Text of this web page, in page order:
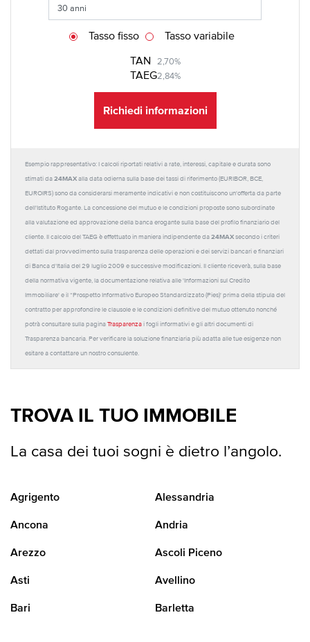
TAN 2,70%
TAEG2,84%
Tasso fisso Tasso variabile
Richiedi informazioni
Esempio rappresentativo: I calcoli riportati relativi a rate, interessi, capitale e durata sono
stimati da 24MAX alla data odierna sulla base dei tassi di riferimento (EURIBOR, BCE,
EUROIRS) sono da considerarsi meramente indicativi e non costituiscono un'offerta da parte
dell'Istituto Rogante. La concessione del mutuo e le condizioni proposte sono subordinate
alla valutazione ed approvazione della banca erogante sulla base del profilo finanziario del
cliente. Il calcolo del TAEG è effettuato in maniera indipendente da 24MAX secondo i criteri
dettati dal provvedimento sulla trasparenza delle operazioni e dei servizi bancari e finanziari
di Banca d'Italia del 29 luglio 2009 e successive modificazioni. Il cliente riceverà, sulla base
della normativa vigente, la documentazione relativa alle 'Informazioni sul Credito
Immobiliare' e il “Prospetto Informativo Europeo Standardizzato (Pies)' prima della stipula del
contratto per approfondire le clausole e le condizioni definitive del mutuo ottenuto nonché
potrà consultare sulla pagina Trasparenza i fogli informativi e gli altri documenti di
Trasparenza bancaria. Per verificare la soluzione finanziaria più adatta alle tue esigenze non
esitare a contattare un nostro consulente.
TROVA IL TUO IMMOBILE
La casa dei tuoi sogni è dietro l’angolo.
Agrigento Alessandria
Ancona Andria
Arezzo Ascoli Piceno
Asti Avellino
Bari Barletta